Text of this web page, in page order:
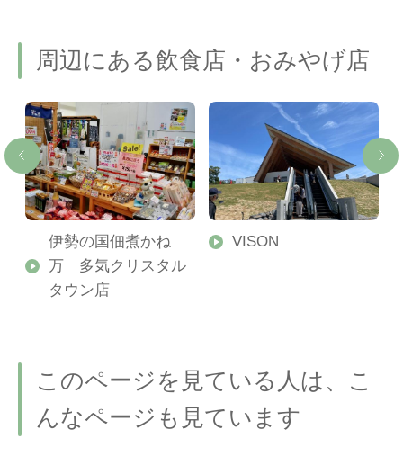
周辺にある飲食店・おみやげ店
伊勢の国佃煮かね
万 多気クリスタル
タウン店
VISON
このページを見ている人は、こ
んなページも見ています